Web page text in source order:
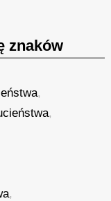
znaków
,
,
,